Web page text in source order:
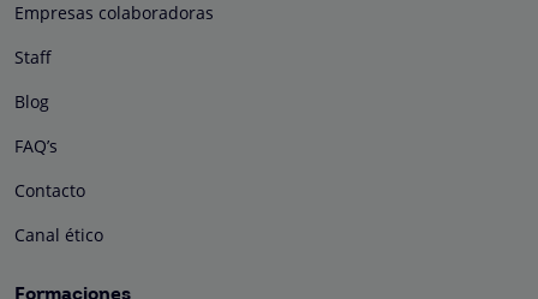
Empresas colaboradoras
Staff
Blog
FAQ’s
Contacto
Canal ético